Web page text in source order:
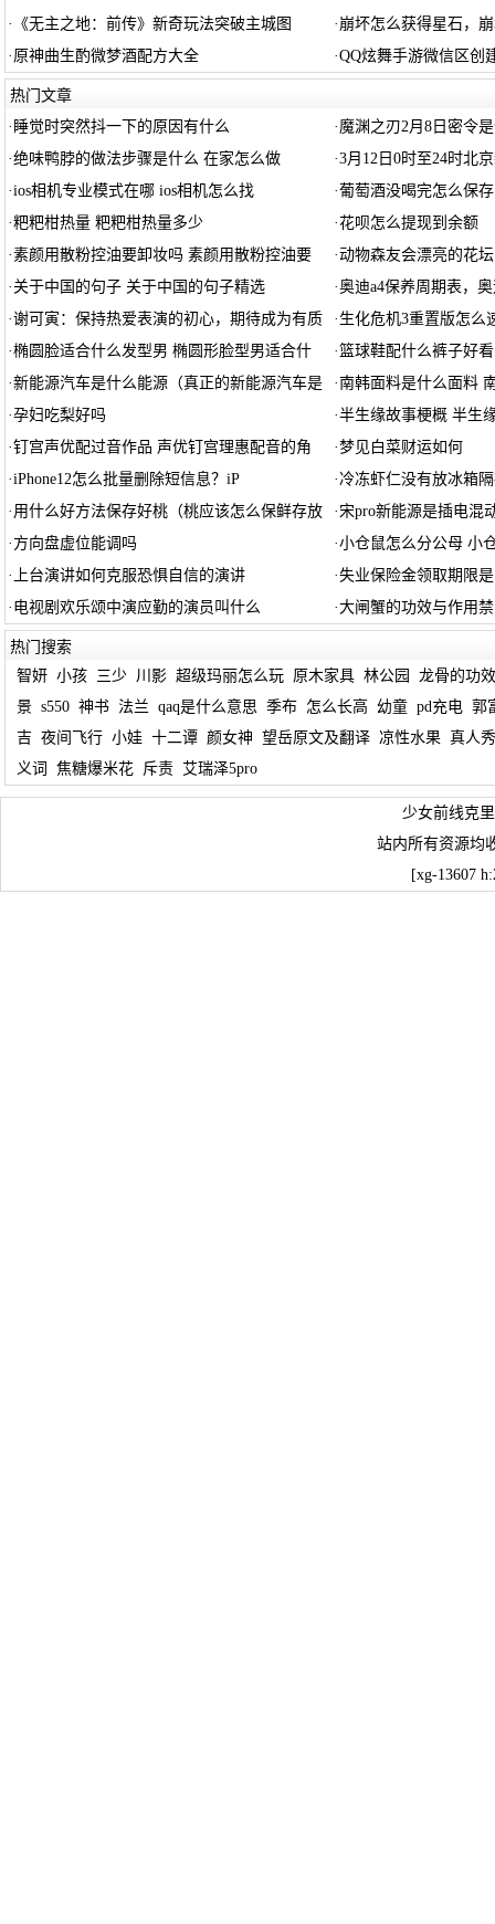
· 《无主之地：前传》新奇玩法突破主城图 · 崩坏怎么获得星石，
· 原神曲生酌微梦酒配方大全 ·QQ炫舞手游微信区创
热门文章
· 睡觉时突然抖一下的原因有什么 · 魔渊之刃2月8日密令
·绝味鸭脖的做法步骤是什么 在家怎么做 ·3月12日0时至24时北
·ios相机专业模式在哪 ios相机怎么找 ·葡萄酒没喝完怎么保
·粑粑柑热量 粑粑柑热量多少 ·花呗怎么提现到余额
·素颜用散粉控油要卸妆吗 素颜用散粉控油要 ·动物森友会漂亮的花
· 关于中国的句子 关于中国的句子精选 ·奥迪a4保养周期表，
·谢可寅：保持热爱表演的初心，期待成为有质 · 生化危机3重置版怎么
·椭圆脸适合什么发型男 椭圆形脸型男适合什 ·篮球鞋配什么裤子好看
·新能源汽车是什么能源（真正的新能源汽车是 ·南韩面料是什么面料
·孕妇吃梨好吗 ·半生缘故事梗概 半生
·钉宫声优配过音作品 声优钉宫理惠配音的角 ·梦见白菜财运如何
·iPhone12怎么批量删除短信息？iP · 冷冻虾仁没有放冰箱
· 用什么好方法保存好桃（桃应该怎么保鲜存放 · 宋pro新能源是插电混
· 方向盘虚位能调吗 ·小仓鼠怎么分公母 小
· 上台演讲如何克服恐惧自信的演讲 ·失业保险金领取期限
· 电视剧欢乐颂中演应勤的演员叫什么 ·大闸蟹的功效与作用
热门搜索
智妍 小孩 三少 川影 超级玛丽怎么玩 原木家具 林公园
龙骨的功
景 s550 神书 法兰 qaq是什么意思 季布 怎么长高 幼童 pd充电 郭
吉 夜间飞行 小娃 十二谭 颜女神 望岳原文及翻译 凉性水果 真人
义词
焦糖爆米花 斥责 艾瑞泽5pro
少女前线克
站内所有资源均
[xg-13607